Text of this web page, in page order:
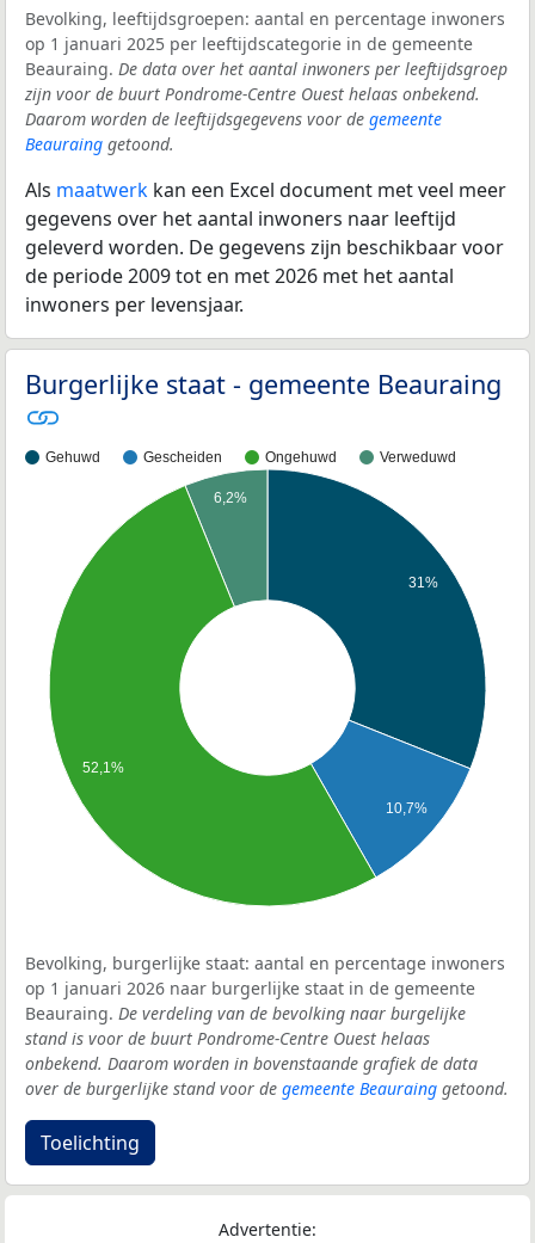
Bevolking, leeftijdsgroepen: aantal en percentage inwoners
op 1 januari 2025 per leeftijdscategorie in de gemeente
Beauraing. De data over het aantal inwoners per leeftijdsgroep
zijn voor de buurt Pondrome-Centre Ouest helaas onbekend.
Daarom worden de leeftijdsgegevens voor de gemeente
Beauraing getoond.
Als maatwerk kan een Excel document met veel meer
gegevens over het aantal inwoners naar leeftijd
geleverd worden. De gegevens zijn beschikbaar voor
de periode 2009 tot en met 2026 met het aantal
inwoners per levensjaar.
Burgerlijke staat - gemeente Beauraing
Gehuwd Gescheiden Ongehuwd Verweduwd
31%
10,7%
6,2%
52,1%
Bevolking, burgerlijke staat: aantal en percentage inwoners
op 1 januari 2026 naar burgerlijke staat in de gemeente
Beauraing. De verdeling van de bevolking naar burgelijke
stand is voor de buurt Pondrome-Centre Ouest helaas
onbekend. Daarom worden in bovenstaande grafiek de data
over de burgerlijke stand voor de gemeente Beauraing getoond.
Toelichting
Advertentie: